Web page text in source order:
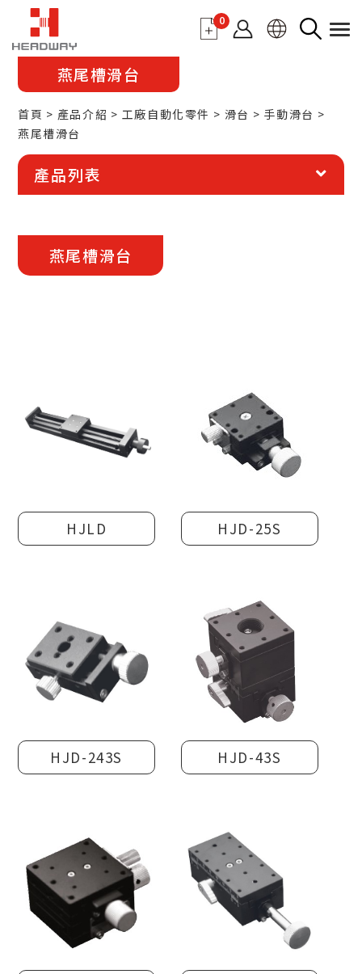
0
燕尾槽滑台
首頁 產品介紹 工廠自動化零件 滑台
手動滑台
燕尾槽滑台
產品列表
更多詳細資訊
燕尾槽滑台
HJLD HJD-25S
HJD-243S HJD-43S